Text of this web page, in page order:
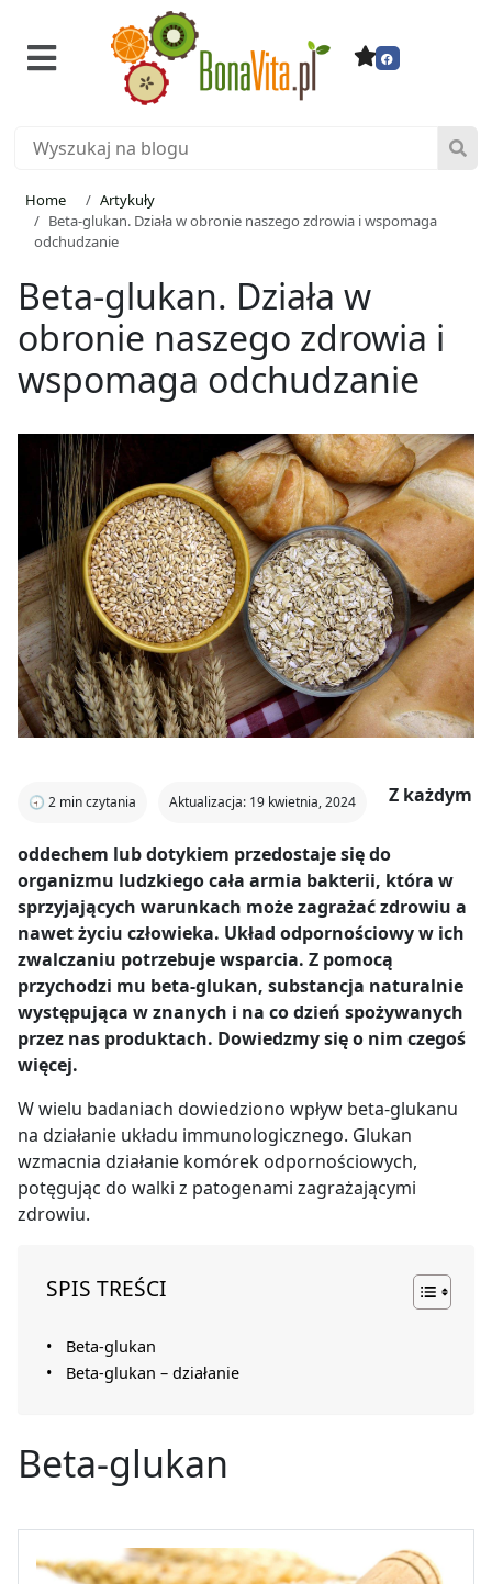
Home
Artykuły
Beta-glukan. Działa w obronie naszego zdrowia i wspomaga
odchudzanie
Beta-glukan. Działa w
obronie naszego zdrowia i
wspomaga odchudzanie
🕣 2 min czytania Aktualizacja: 19 kwietnia, 2024 Z każdym
oddechem lub dotykiem przedostaje się do
organizmu ludzkiego cała armia bakterii, która w
sprzyjających warunkach może zagrażać zdrowiu a
nawet życiu człowieka. Układ odpornościowy w ich
zwalczaniu potrzebuje wsparcia. Z pomocą
przychodzi mu beta-glukan, substancja naturalnie
występująca w znanych i na co dzień spożywanych
przez nas produktach. Dowiedzmy się o nim czegoś
więcej.
W wielu badaniach dowiedziono wpływ beta-glukanu
na działanie układu immunologicznego. Glukan
wzmacnia działanie komórek odpornościowych,
potęgując do walki z patogenami zagrażającymi
zdrowiu.
SPIS TREŚCI
Beta-glukan
Beta-glukan – działanie
Beta-glukan